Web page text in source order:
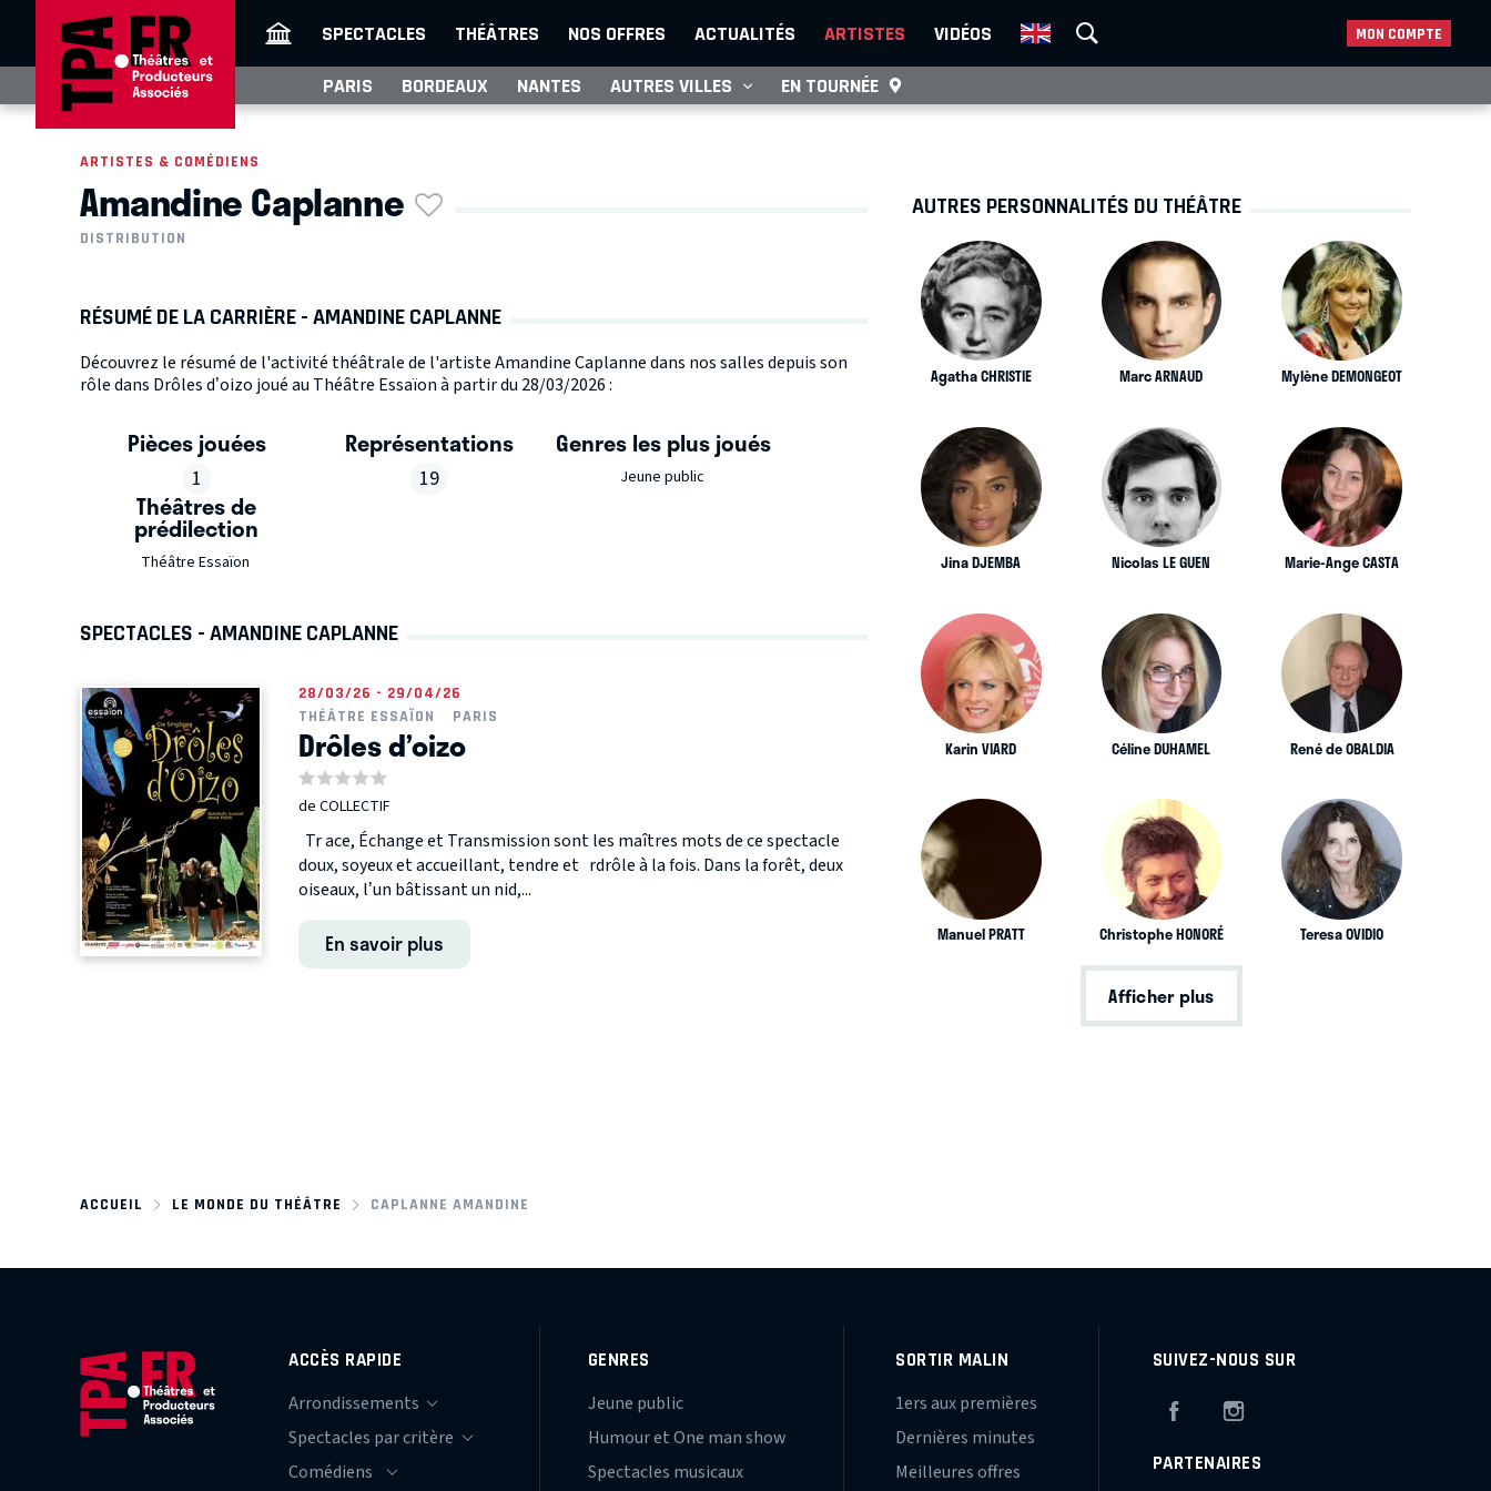
SPECTACLES THÉÂTRES NOS OFFRES ACTUALITÉS ARTISTES VIDÉOS MON COMPTE
PARIS BORDEAUX NANTES AUTRES VILLES EN TOURNÉE
ARTISTES & COMÉDIENS
Amandine Caplanne
DISTRIBUTION
RÉSUMÉ DE LA CARRIÈRE - AMANDINE CAPLANNE
Découvrez le résumé de l'activité théâtrale de l'artiste Amandine Caplanne dans nos salles depuis son
rôle dans Drôles d’oizo joué au Théâtre Essaïon à partir du 28/03/2026 :
Pièces jouées
1
Représentations
19
Genres les plus joués
Jeune public
Théâtres de
prédilection
Théâtre Essaïon
SPECTACLES - AMANDINE CAPLANNE
28/03/26 - 29/04/26
THÉÂTRE ESSAÏON
PARIS
Drôles d’oizo
de COLLECTIF
Tr ace, Échange et Transmission sont les maîtres mots de ce spectacle
doux, soyeux et accueillant, tendre et rdrôle à la fois. Dans la forêt, deux
oiseaux, l’un bâtissant un nid,...
En savoir plus
AUTRES PERSONNALITÉS DU THÉÂTRE
Agatha CHRISTIE Marc ARNAUD Mylène DEMONGEOT
Jina DJEMBA Nicolas LE GUEN Marie-Ange CASTA
Karin VIARD Céline DUHAMEL René de OBALDIA
Manuel PRATT Christophe HONORÉ Teresa OVIDIO
Afficher plus
ACCUEIL LE MONDE DU THÉÂTRE CAPLANNE AMANDINE
ACCÈS RAPIDE GENRES
Jeune public
Humour et One man show
Spectacles musicaux
SORTIR MALIN
1ers aux premières
Dernières minutes
Meilleures offres
SUIVEZ-NOUS SUR
Facebook
PARTENAIRES